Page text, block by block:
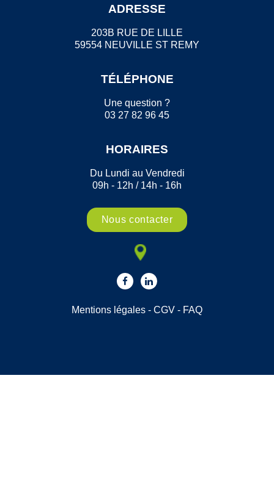
ADRESSE
203B RUE DE LILLE
59554 NEUVILLE ST REMY
TÉLÉPHONE
Une question ?
03 27 82 96 45
HORAIRES
Du Lundi au Vendredi
09h - 12h / 14h - 16h
Nous contacter
Mentions légales - CGV - FAQ